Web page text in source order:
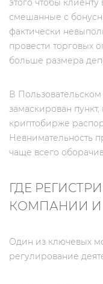
этого чтобы
смешанные с
фактически
провести торговых
больше размера
В
замаскирован
криптобирже
Невнимательность
чаще всего
ГДЕ
КОМПАНИИ
Один из ключевых
регулирование